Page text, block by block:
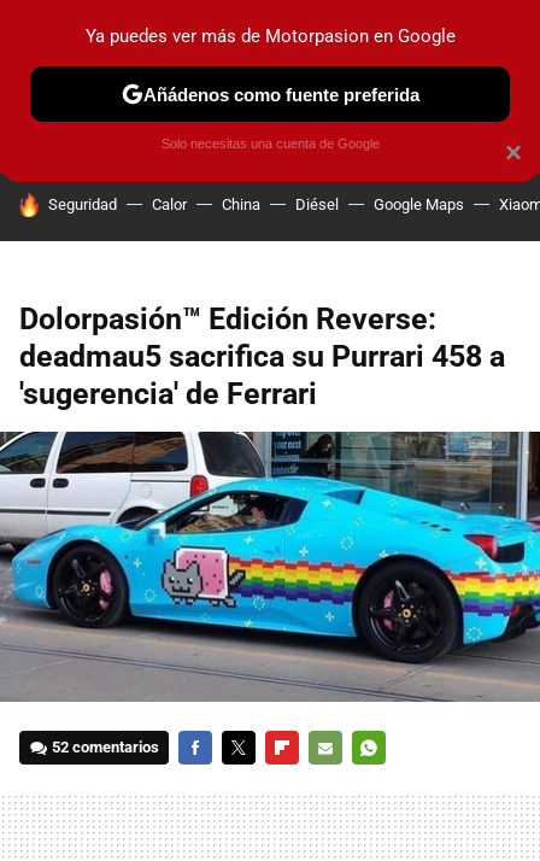
PRUEBAS COCHES ELÉCTRICOS OBSERVATORIO
HOY SE HABLA DE
Seguridad Calor China Diésel Google Maps
Dolorpasión™ Edición Reverse:
deadmau5 sacrifica su Purrari 458 a
'sugerencia' de Ferrari
52 comentarios
MAIL
×
Ya puedes ver más de Motorpasion en Google
Añádenos como fuente preferida
Solo necesitas una cuenta de Google